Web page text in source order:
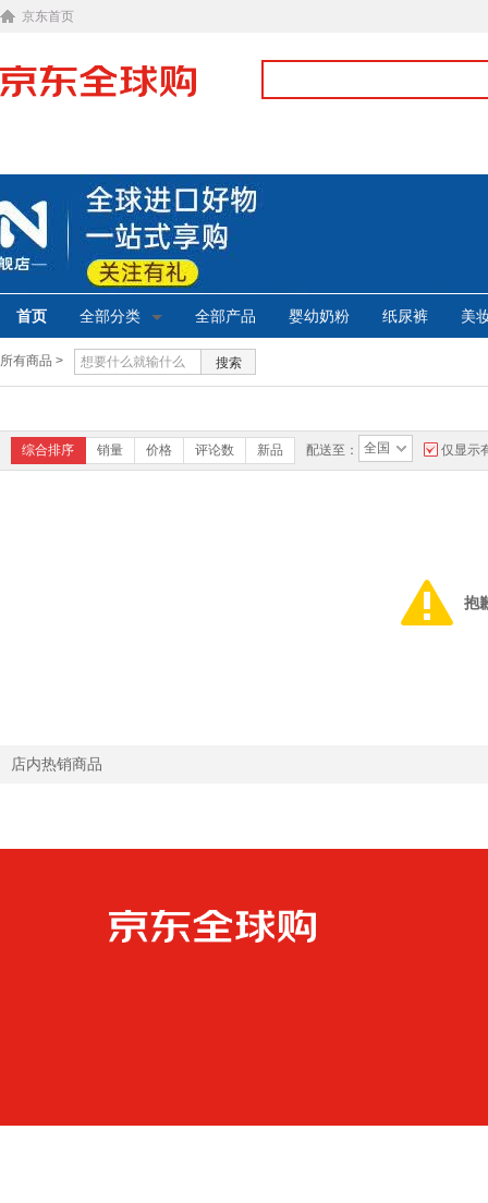
京东首页
首页 全部分类 全部产品 婴幼奶粉 纸尿裤 美
所有商品 > 搜索
综合排序 销量 价格 评论数 新品 配送至： 全国 仅显示
抱
店内热销商品